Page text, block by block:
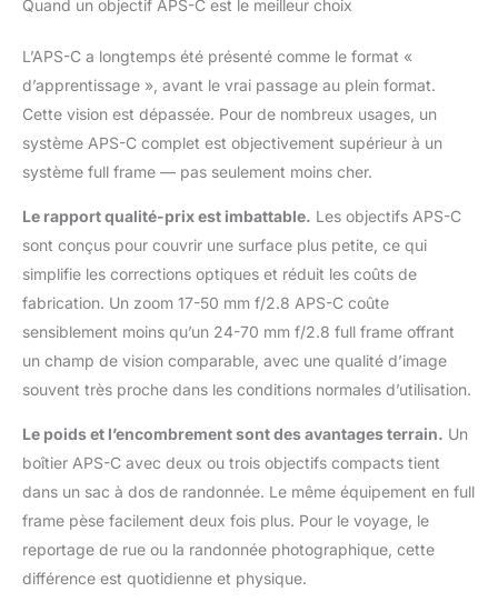
Quand un objectif APS-C est le meilleur choix
L’APS-C a longtemps été présenté comme le format «
d’apprentissage », avant le vrai passage au plein format.
Cette vision est dépassée. Pour de nombreux usages, un
système APS-C complet est objectivement supérieur à un
système full frame — pas seulement moins cher.
Le rapport qualité-prix est imbattable. Les objectifs APS-C
sont conçus pour couvrir une surface plus petite, ce qui
simplifie les corrections optiques et réduit les coûts de
fabrication. Un zoom 17-50 mm f/2.8 APS-C coûte
sensiblement moins qu’un 24-70 mm f/2.8 full frame offrant
un champ de vision comparable, avec une qualité d’image
souvent très proche dans les conditions normales d’utilisation.
Le poids et l’encombrement sont des avantages terrain. Un
boîtier APS-C avec deux ou trois objectifs compacts tient
dans un sac à dos de randonnée. Le même équipement en full
frame pèse facilement deux fois plus. Pour le voyage, le
reportage de rue ou la randonnée photographique, cette
différence est quotidienne et physique.